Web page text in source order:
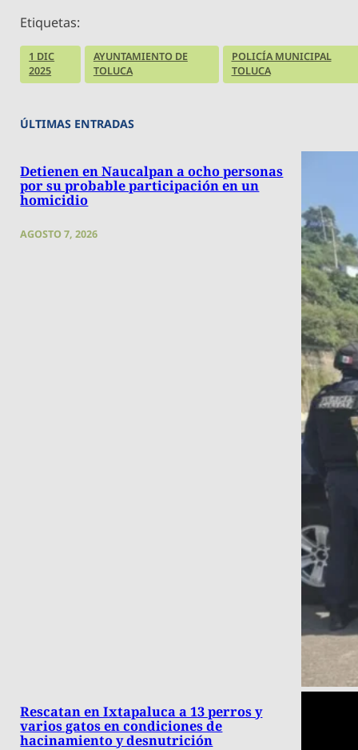
Etiquetas:
1 DIC
2025
AYUNTAMIENTO DE
TOLUCA
POLICÍA MUNICIPAL
TOLUCA
ÚLTIMAS ENTRADAS
Detienen en Naucalpan a ocho personas
por su probable participación en un
homicidio
AGOSTO 7, 2026
Rescatan en Ixtapaluca a 13 perros y
varios gatos en condiciones de
hacinamiento y desnutrición